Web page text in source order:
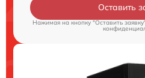
Оставить
Нажимая на кнопку "Оставить